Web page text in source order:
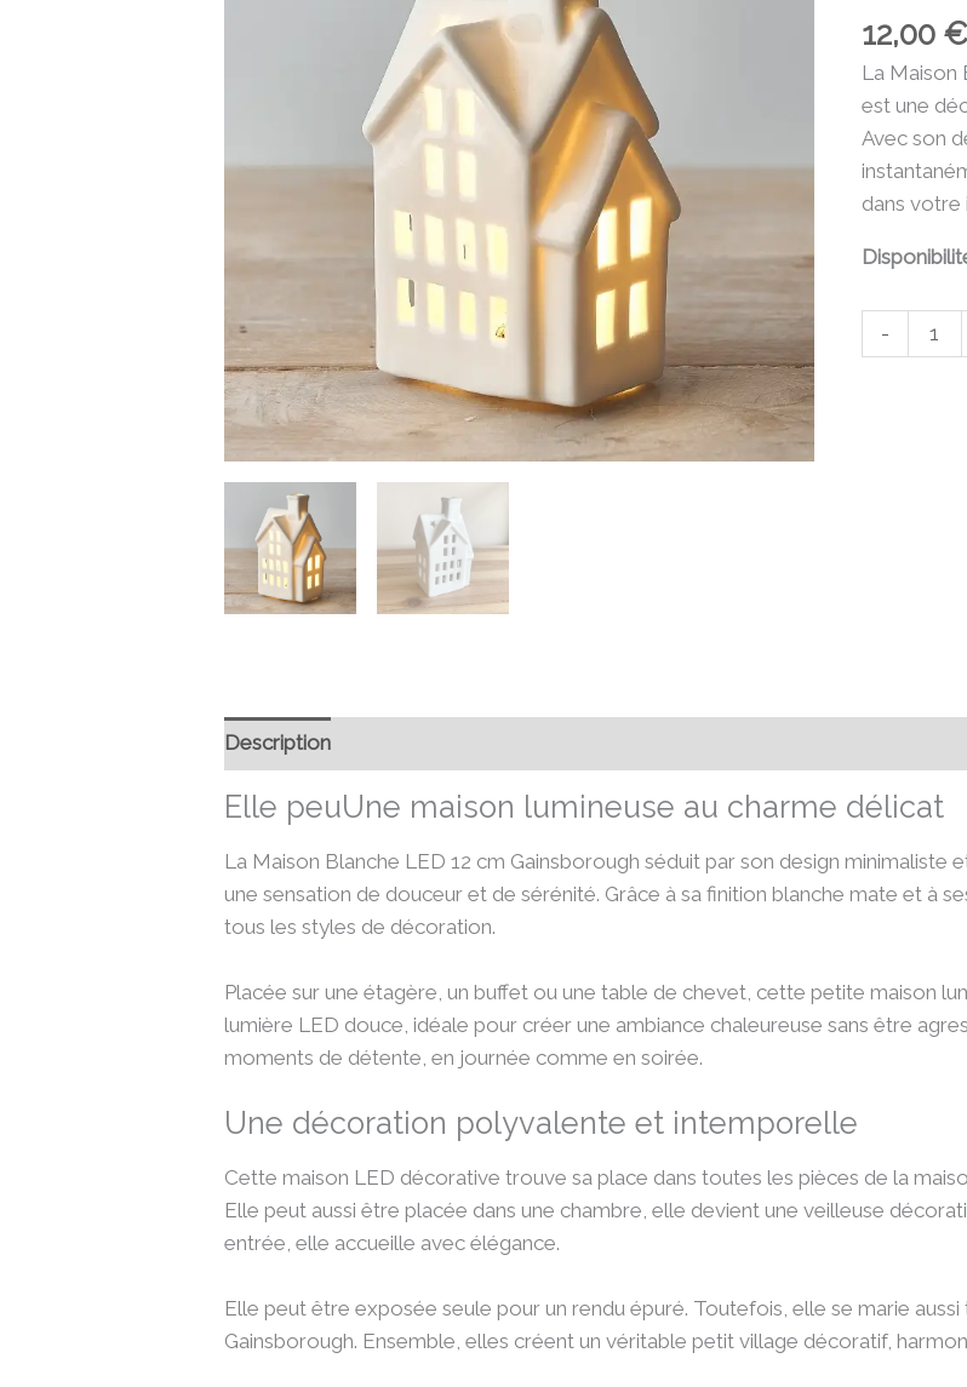
12,00 €
La Maison
est une
Avec son
dans votre
-
12
CM
Description
Elle peuUne maison lumineuse au charme délicat
La Maison Blanche LED 12 cm Gainsborough séduit par son design minimaliste
une sensation de douceur et de sérénité. Grâce à sa finition blanche mate et à
tous les styles de décoration.
Placée sur une étagère, un buffet ou une table de chevet, cette petite maison
lumière LED douce, idéale pour créer une ambiance chaleureuse sans être
moments de détente, en journée comme en soirée.
Une décoration polyvalente et intemporelle
Cette maison LED décorative trouve sa place dans toutes les pièces de la
Elle peut aussi être placée dans une chambre, elle devient une veilleuse
entrée, elle accueille avec élégance.
Elle peut être exposée seule pour un rendu épuré. Toutefois, elle se marie aussi
Gainsborough. Ensemble, elles créent un véritable petit village décoratif,